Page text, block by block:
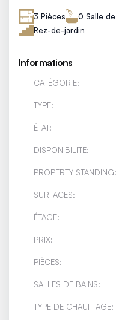
3 Pièces 0 Salle
Rez-de-jardin
Informations
CATÉGORIE:
TYPE:
ÉTAT:
DISPONIBILITÉ:
PROPERTY STANDING:
SURFACES:
ÉTAGE:
PRIX:
PIÈCES:
SALLES DE BAINS:
TYPE DE CHAUFFAGE: